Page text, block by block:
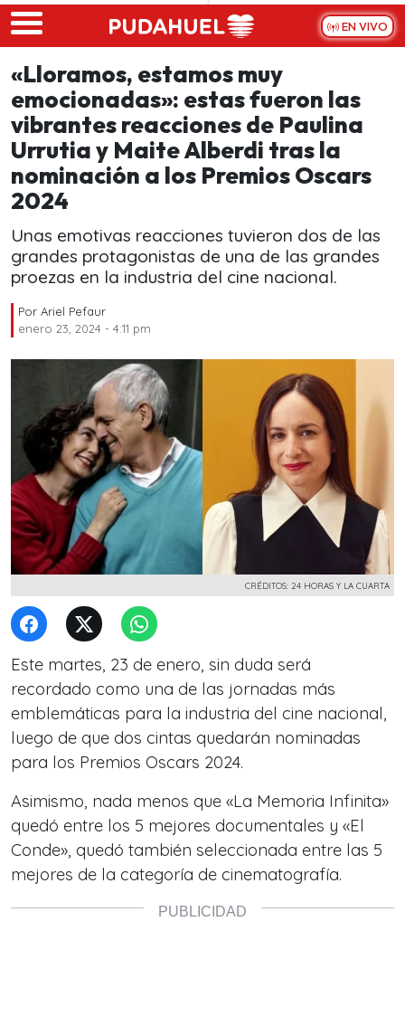
Skip to main content
EN VIVO
«Lloramos, estamos muy
emocionadas»: estas fueron las
vibrantes reacciones de Paulina
Urrutia y Maite Alberdi tras la
nominación a los Premios Oscars
2024
Unas emotivas reacciones tuvieron dos de las
grandes protagonistas de una de las grandes
proezas en la industria del cine nacional.
Por Ariel Pefaur
enero 23, 2024 - 4:11 pm
CRÉDITOS: 24 HORAS Y LA CUARTA
Este martes, 23 de enero, sin duda será
recordado como una de las jornadas más
emblemáticas para la industria del cine nacional,
luego de que dos cintas quedarán nominadas
para los Premios Oscars 2024.
Asimismo, nada menos que «La Memoria Infinita»
quedó entre los 5 mejores documentales y «El
Conde», quedó también seleccionada entre las 5
mejores de la categoría de cinematografía.